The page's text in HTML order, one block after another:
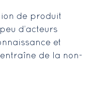
de produit
d’acteurs
et
de la non-